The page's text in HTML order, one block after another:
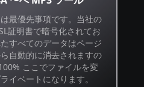
最優先事項です。当社の
証明書で暗号化されてお
すべてのデータはページ
自動的に消去されますの
ここでファイルを変
イベートになります。